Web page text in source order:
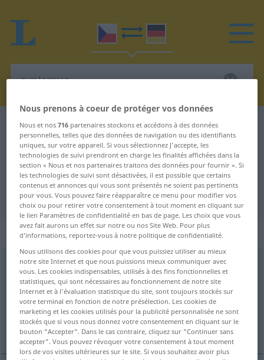
Dictionnaire Tchèque-Allemand cynismus
Traduction Tchèque-Allemand de
"cynismus"
"cynismus" - traduction Allemand
„cynismus“: maskulin
cynismus [-nɪz-]m <-sm->
Vue d'ensemble de toutes les traductions
(Pour plus d'informations, cliquez sur/touchez la traduction)
Zynismus
Nous prenons à coeur de protéger vos données
Nous et nos716 partenaires stockons et accédons à des données
personnelles, telles que des données de navigation ou des identifiants
uniques, sur votre appareil. Si vous sélectionnez J'accepte, les
technologies de suivi prendront en charge les finalités affichées dans la
section « Nous et nos partenaires traitons des données pour fournir ». Si
les technologies de suivi sont désactivées, il est possible que certains
contenus et annonces qui vous sont présentés ne soient pas pertinents
pour vous. Vous pouvez faire réapparaître ce menu pour modifier vos
choix ou pour retirer votre consentement à tout moment en cliquant sur
le lien Paramètres de confidentialité en bas de page. Les choix que vous
avez fait aurons un effet sur notre ou nos Site Web. Pour plus
d’informations, reportez-vous à notre politique de confidentialité.
Nous utilisons des cookies pour que vous puissiez utiliser au mieux
notre site Internet et que nous puissions mieux communiquer avec
vous. Les cookies indispensables, utilisés à des fins fonctionnelles et
statistiques, qui sont nécessaires au fonctionnement de notre site
Internet et à l'évaluation statistique du site, sont toujours stockés sur
votre terminal en fonction de notre présélection. Les cookies de
marketing et les cookies utilisés pour la publicité personnalisée ne sont
stockés que si vous nous donnez votre consentement en cliquant sur le
bouton "Accepter". Dans le cas contraire, cliquez sur "Continuer sans
accepter". Vous pouvez révoquer votre consentement à tout moment
lors de vos visites ultérieures sur le site. Si vous souhaitez avoir plus